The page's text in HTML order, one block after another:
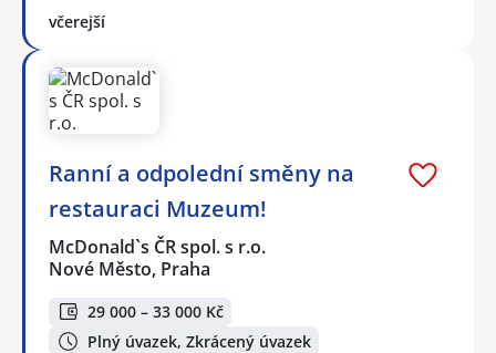
včerejší
Ranní a odpolední směny na
restauraci Muzeum!
McDonald`s ČR spol. s r.o.
Nové Město, Praha
29 000 – 33 000 Kč
Plný úvazek, Zkrácený úvazek